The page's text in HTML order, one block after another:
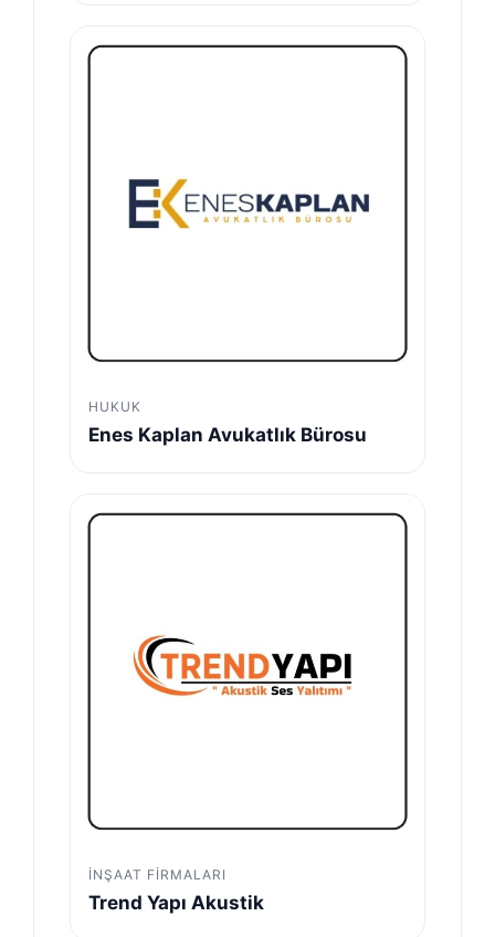
HUKUK
Enes Kaplan Avukatlık Bürosu
İNŞAAT FIRMALARI
Trend Yapı Akustik